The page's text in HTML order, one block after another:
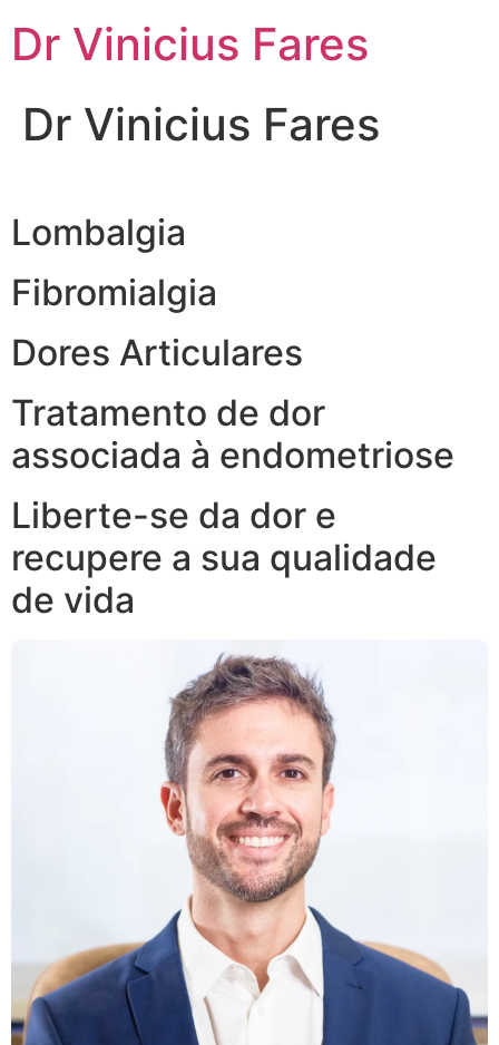
para
Dr Vinicius Fares
Dr Vinicius Fares
Lombalgia
Fibromialgia
Dores Articulares
Tratamento de dor
associada à endometriose
Liberte-se da dor e
recupere a sua qualidade
de vida